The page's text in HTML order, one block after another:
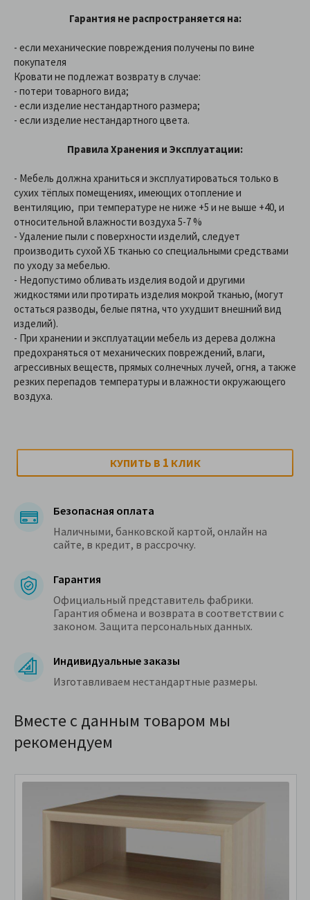
Гарантия не распространяется на:
- если механические повреждения получены по вине
покупателя
Кровати не подлежат возврату в случае:
- потери товарного вида;
- если изделие нестандартного размера;
- если изделие нестандартного цвета.
Правила Хранения и Эксплуатации:
- Мебель должна храниться и эксплуатироваться только в
сухих тёплых помещениях, имеющих отопление и
вентиляцию, при температуре не ниже +5 и не выше +40, и
относительной влажности воздуха 5-7 %
- Удаление пыли с поверхности изделий, следует
производить сухой ХБ тканью со специальными средствами
по уходу за мебелью.
- Недопустимо обливать изделия водой и другими
жидкостями или протирать изделия мокрой тканью, (могут
остаться разводы, белые пятна, что ухудшит внешний вид
изделий).
- При хранении и эксплуатации мебель из дерева должна
предохраняться от механических повреждений, влаги,
агрессивных веществ, прямых солнечных лучей, огня, а также
резких перепадов температуры и влажности окружающего
воздуха.
КУПИТЬ В 1 КЛИК
Безопасная оплата
Наличными, банковской картой, онлайн на
сайте, в кредит, в рассрочку.
Гарантия
Официальный представитель фабрики.
Гарантия обмена и возврата в соответствии с
законом. Защита персональных данных.
Индивидуальные заказы
Изготавливаем нестандартные размеры.
Вместе с данным товаром мы
рекомендуем